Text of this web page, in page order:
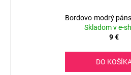
Bordovo-modrý
Skladom v e-
9 €
DO